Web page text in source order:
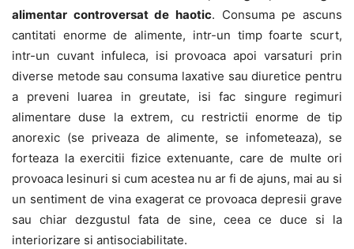
alimentar controversat de haotic. Consuma pe ascuns
cantitati enorme de alimente, intr-un timp foarte scurt,
intr-un cuvant infuleca, isi provoaca apoi varsaturi prin
diverse metode sau consuma laxative sau diuretice pentru
a preveni luarea in greutate, isi fac singure regimuri
alimentare duse la extrem, cu restrictii enorme de tip
anorexic (se priveaza de alimente, se infometeaza), se
forteaza la exercitii fizice extenuante, care de multe ori
provoaca lesinuri si cum acestea nu ar fi de ajuns, mai au si
un sentiment de vina exagerat ce provoaca depresii grave
sau chiar dezgustul fata de sine, ceea ce duce si la
interiorizare si antisociabilitate.